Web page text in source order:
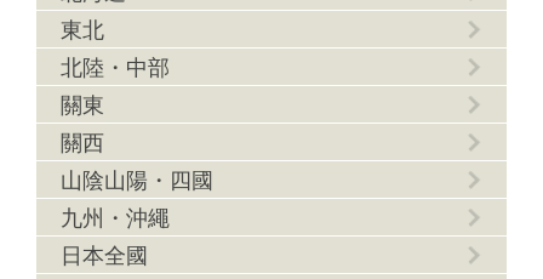
東北
北陸・中部
關東
關西
山陰山陽・四國
九州・沖繩
日本全國